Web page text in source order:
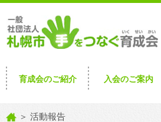
育成会のご紹介 入会のご案内
＞ 活動報告